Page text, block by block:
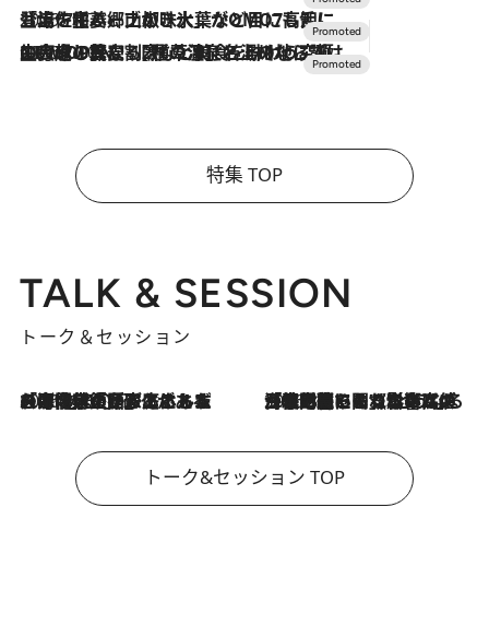
2026.7.17
「土佐和ハーブかき氷」がOMO7高知に登場！生姜、山椒、大葉など目にも舌にも涼を呼ぶ郷土の味
2026.7.10
NEW OPEN！【界 草津】名湯の地に誕生。趣の異なる2種の温泉と上州ならではの会席・蕎麦割烹など美食を味わう究極の癒やし旅
特集 TOP
TALK & SESSION
トーク＆セッション
2026.8.3
「今後値上げがあるとすれば…」「リスクがあるのは今年の冬」エネルギー専門家が語る、ホルムズ海峡封鎖が家庭にもたらす“ある心配” 2026.8.3
「住宅建てられない…」「サーチャージ料の高値が続いている」ホルムズ海峡封鎖による影響はいつまで続く？《エネルギー専門家に聞く“どうなる日本の暮らし”》
トーク&セッション TOP